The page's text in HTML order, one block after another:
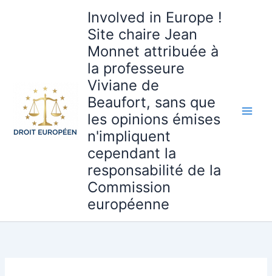
Involved in Europe !
Site chaire Jean
Monnet attribuée à
la professeure
Viviane de
Beaufort, sans que
les opinions émises
n'impliquent
cependant la
responsabilité de la
Commission
européenne